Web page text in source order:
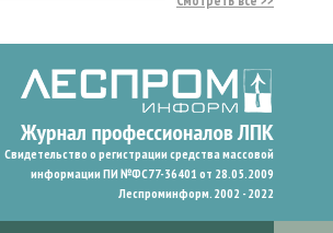
Свидетельство о регистрации средства массовой
информации ПИ №ФС77-36401 от 28.05.2009
Леспроминформ. 2002 - 2022